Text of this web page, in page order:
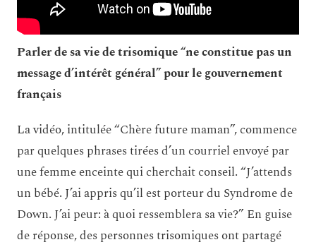
Parler de sa vie de trisomique “ne constitue pas un
message d’intérêt général” pour le gouvernement
français
La vidéo, intitulée “Chère future maman”, commence
par quelques phrases tirées d’un courriel envoyé par
une femme enceinte qui cherchait conseil. “J’attends
un bébé. J’ai appris qu’il est porteur du Syndrome de
Down. J’ai peur: à quoi ressemblera sa vie?” En guise
de réponse, des personnes trisomiques ont partagé